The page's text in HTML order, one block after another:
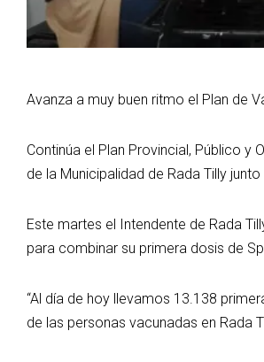
Avanza a muy buen ritmo el Plan de
Continúa el Plan Provincial, Público
de la Municipalidad de Rada Tilly
Este martes el Intendente de Rada
para combinar su primera dosis de
“Al día de hoy llevamos 13.138
de las personas vacunadas en Rada